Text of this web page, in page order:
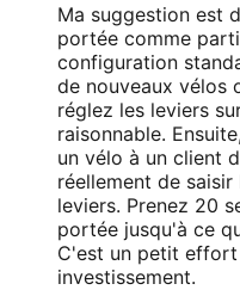
Ma suggestion est
portée comme
configuration
de nouveaux vélos
réglez les leviers
raisonnable.
un vélo à un client
réellement de
leviers. Prenez 20
portée jusqu'à ce
C'est un petit
investissement.